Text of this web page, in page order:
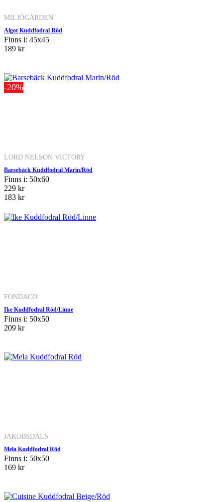
MILJÖGÅRDEN
Algot Kuddfodral Röd
Finns i: 45x45
189 kr
-20%
LORD NELSON VICTORY
Barsebäck Kuddfodral Marin/Röd
Finns i: 50x60
229 kr
183 kr
FONDACO
Ike Kuddfodral Röd/Linne
Finns i: 50x50
209 kr
JAKOBSDALS
Mela Kuddfodral Röd
Finns i: 50x50
169 kr